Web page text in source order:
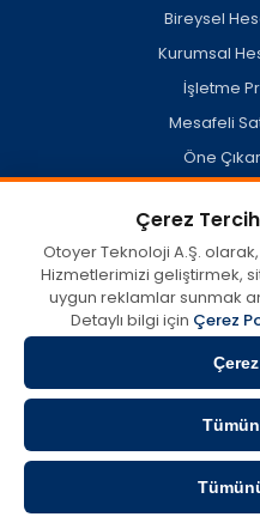
Filtrele
Bireysel
Kurumsal
İşletme
Mesafeli
Öne
otoyer.com'da kullanıcılar
kaynaklardan derlenen
içerik, görüş ve bilginin
tüm sorumluluk münhasıran
Otoyer, 5651 Sayılı Kanun
olmasından ve bu sebeplerle
surette sorumlu tutulamaz.
doğrudan ilgili işletme veya
Çerez
Otoyer Teknoloji A.Ş.
Hizmetlerimizi geliştirmek,
uygun reklamlar sunmak
Detaylı bilgi için Çerez